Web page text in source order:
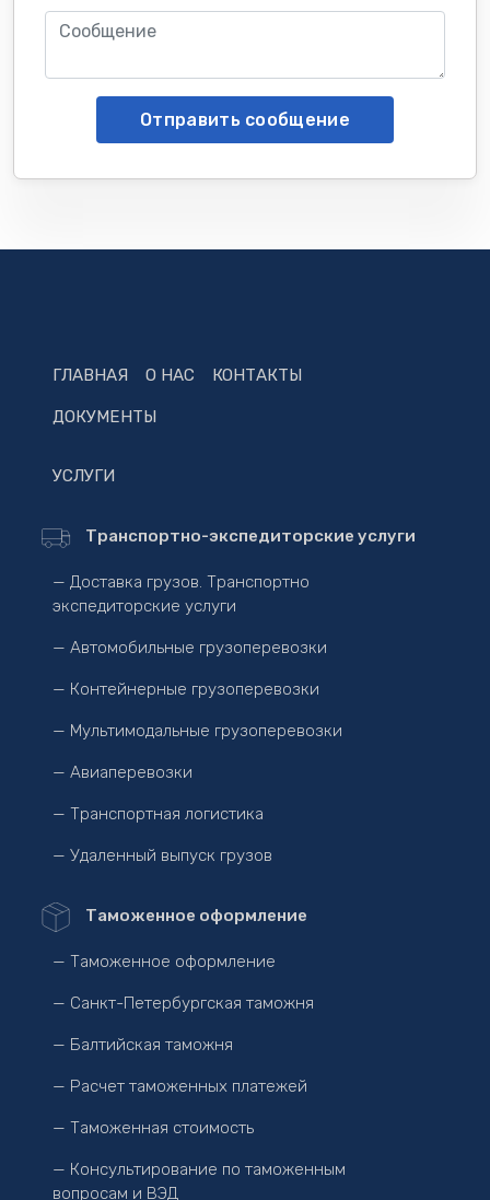
Отправить сообщение
ГЛАВНАЯ О НАС КОНТАКТЫ
ДОКУМЕНТЫ
УСЛУГИ
Транспортно-экспедиторские услуги
— Доставка грузов. Транспортно
экспедиторские услуги
— Автомобильные грузоперевозки
— Контейнерные грузоперевозки
— Мультимодальные грузоперевозки
— Авиаперевозки
— Транспортная логистика
— Удаленный выпуск грузов
Таможенное оформление
— Таможенное оформление
— Санкт-Петербургская таможня
— Балтийская таможня
— Расчет таможенных платежей
— Таможенная стоимость
— Консультирование по таможенным
вопросам и ВЭД